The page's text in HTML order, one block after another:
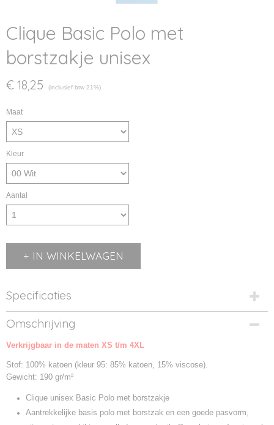
Clique Basic Polo met
borstzakje unisex
€ 18,25 (inclusief btw 21%)
Maat
Kleur
Aantal
IN WINKELWAGEN
Specificaties
Productcode
028255-00
Productcode leverancier
Omschrijving
Verkrijgbaar in de maten XS t/m 4XL
Stof: 100% katoen (kleur 95: 85% katoen, 15% viscose).
Gewicht: 190 gr/m²
Clique unisex Basic Polo met borstzakje
Aantrekkelijke basis polo met borstzak en een goede pasvorm,